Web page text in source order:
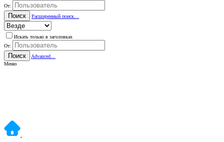
От:
Поиск Расширенный поиск…
Искать только в заголовках
От:
Поиск
Advanced…
Меню